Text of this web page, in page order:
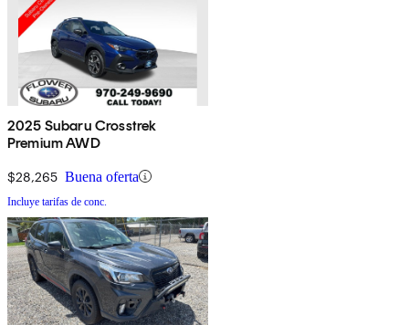
2025 Subaru Crosstrek
Premium AWD
$28,265 Buena oferta
Incluye tarifas de conc.